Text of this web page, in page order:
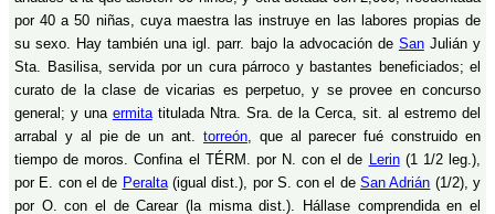
por 40 a 50 niñas, cuya maestra las instruye en las labores propias de
su sexo. Hay también una igl. parr. bajo la advocación de SanJulián y
Sta. Basilisa, servida por un cura párroco y bastantes beneficiados; el
curato de la clase de vicarias es perpetuo, y se provee en concurso
general; y una ermitatitulada Ntra. Sra. de la Cerca, sit. al estremo del
arrabal y al pie de un ant. torreón, que al parecer fué construido en
tiempo de moros. Confina el TÉRM. por N. con el de Lerin(1 1/2 leg.),
por E. con el de Peralta(igual dist.), por S. con el deSan Adrián (1/2), y
por O. con el de Carear (la misma dist.). Hállase comprendida en el